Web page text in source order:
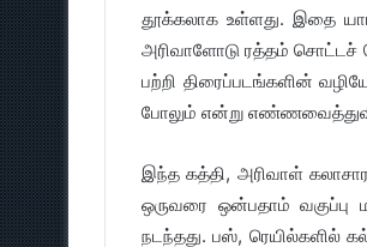
தூக்கலாக உள்ளது. இதை
அரிவாளோடு ரத்தம் சொட்டச்
பற்றி திரைப்படங்களின்
போலும் என்று
இந்த கத்தி, அரிவாள்
ஒருவரை ஒன்பதாம்
நடந்தது. பஸ், ரெயில்களில்